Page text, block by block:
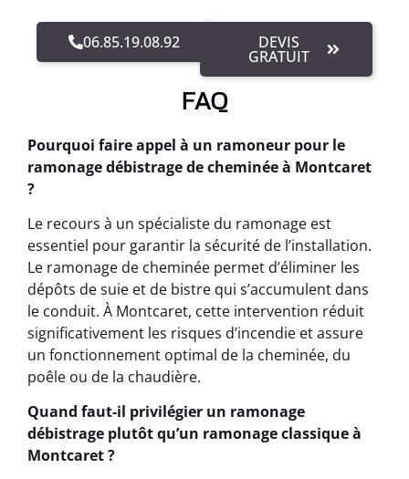
06.85.19.08.92 DEVIS
GRATUIT
FAQ
Pourquoi faire appel à un ramoneur pour le
ramonage débistrage de cheminée à Montcaret
?
Le recours à un spécialiste du ramonage est
essentiel pour garantir la sécurité de l’installation.
Le ramonage de cheminée permet d’éliminer les
dépôts de suie et de bistre qui s’accumulent dans
le conduit. À Montcaret, cette intervention réduit
significativement les risques d’incendie et assure
un fonctionnement optimal de la cheminée, du
poêle ou de la chaudière.
Quand faut-il privilégier un ramonage
débistrage plutôt qu’un ramonage classique à
Montcaret ?